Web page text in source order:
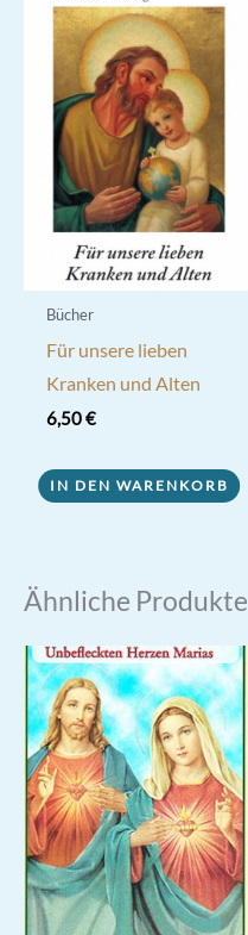
Bücher
Für unsere lieben
Kranken und Alten
6,50€
IN DEN WARENKORB
Ähnliche Produkte